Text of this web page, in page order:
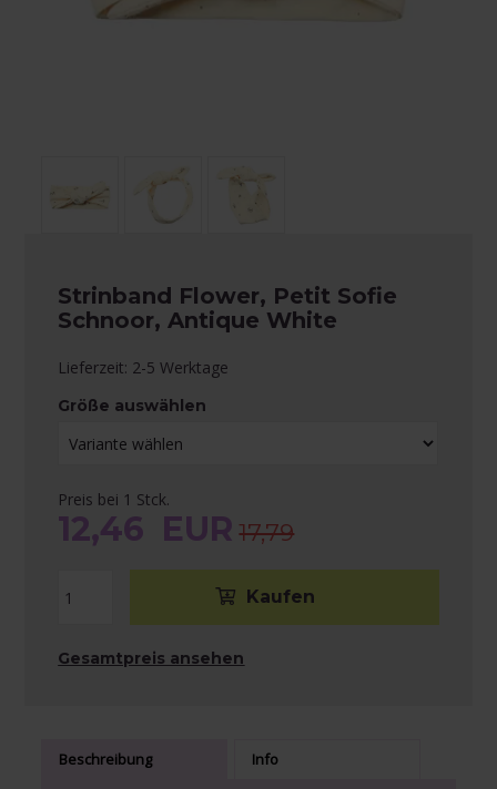
Strinband Flower, Petit Sofie
Schnoor, Antique White
Lieferzeit: 2-5 Werktage
Größe auswählen
Preis bei 1 Stck.
12,46 EUR 17,79
Gesamtpreis ansehen
Beschreibung Info